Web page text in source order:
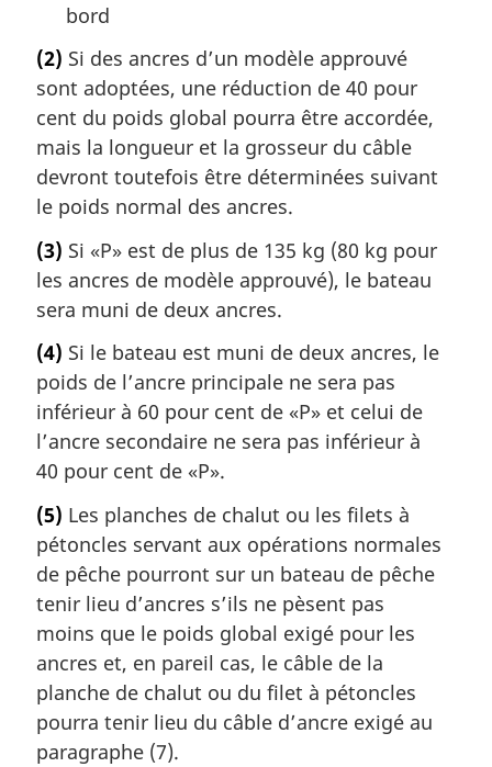
bord
(2) Si des ancres d’un modèle approuvé
sont adoptées, une réduction de 40 pour
cent du poids global pourra être accordée,
mais la longueur et la grosseur du câble
devront toutefois être déterminées suivant
le poids normal des ancres.
(3) Si «P» est de plus de 135 kg (80 kg pour
les ancres de modèle approuvé), le bateau
sera muni de deux ancres.
(4) Si le bateau est muni de deux ancres, le
poids de l’ancre principale ne sera pas
inférieur à 60 pour cent de «P» et celui de
l’ancre secondaire ne sera pas inférieur à
40 pour cent de «P».
(5) Les planches de chalut ou les filets à
pétoncles servant aux opérations normales
de pêche pourront sur un bateau de pêche
tenir lieu d’ancres s’ils ne pèsent pas
moins que le poids global exigé pour les
ancres et, en pareil cas, le câble de la
planche de chalut ou du filet à pétoncles
pourra tenir lieu du câble d’ancre exigé au
paragraphe (7).